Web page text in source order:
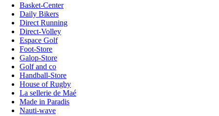
Basket-Center
Daily Bikers
Direct Running
Direct-Volley
Espace Golf
Foot-Store
Galop-Store
Golf and co
Handball-Store
House of Rugby
La sellerie de Maé
Made in Paradis
Nauti-wave